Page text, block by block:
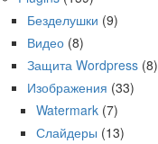
Безделушки (9)
Видео (8)
Защита Wordpress (8)
Изображения (33)
Watermark (7)
Слайдеры (13)